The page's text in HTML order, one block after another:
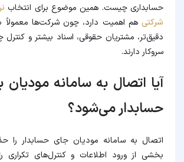
حسابداری چیست. همین موضوع برای انتخاب
شرکتی هم اهمیت دارد، چون شرکت‌ها معمولاً
دقیق‌تر، مشتریان حقوقی، اسناد بیشتر و
سروکار دارند.
آیا اتصال به سامانه
حسابدار می‌شود؟
اتصال به سامانه مودیان جای حسابدار را
بخشی از ورود اطلاعات و کنترل‌های